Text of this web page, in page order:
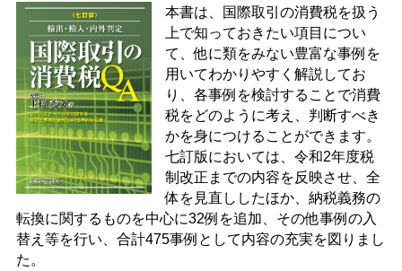
本書は、国際取引の消費税を扱う
上で知っておきたい項目につい
て、他に類をみない豊富な事例を
用いてわかりやすく解説してお
り、各事例を検討することで消費
税をどのように考え、判断すべき
かを身につけることができます。
七訂版においては、令和2年度税
制改正までの内容を反映させ、全
体を見直ししたほか、納税義務の
転換に関するものを中心に32例を追加、その他事例の入
替え等を行い、合計475事例として内容の充実を図りまし
た。